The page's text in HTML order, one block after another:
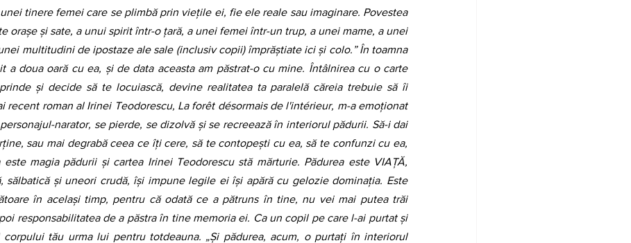
tinere femei care se plimbă prin viețile ei, fie ele reale sau imaginare. Povestea
orașe și sate, a unui spirit într-o țară, a unei femei într-un trup, a unei mame, a unei
multitudini de ipostaze ale sale (inclusiv copii) împrăștiate ici și colo.” În toamna
a doua oară cu ea, și de data aceasta am păstrat-o cu mine. Întâlnirea cu o carte
și decide să te locuiască, devine realitatea ta paralelă căreia trebuie să îi
recent roman al Irinei Teodorescu, La forêt désormais de l'intérieur, m-a emoționat
narator, se pierde, se dizolvă și se recreează în interiorul pădurii. Să-i dai
sau mai degrabă ceea ce îți cere, să te contopești cu ea, să te confunzi cu ea,
magia pădurii și cartea Irinei Teodorescu stă mărturie. Pădurea este VIAȚĂ,
sălbatică și uneori crudă, își impune legile ei își apără cu gelozie dominația. Este
în același timp, pentru că odată ce a pătruns în tine, nu vei mai putea trăi
responsabilitatea de a păstra în tine memoria ei. Ca un copil pe care l-ai purtat și
tău urma lui pentru totdeauna. „Și pădurea, acum, o purtați în interiorul